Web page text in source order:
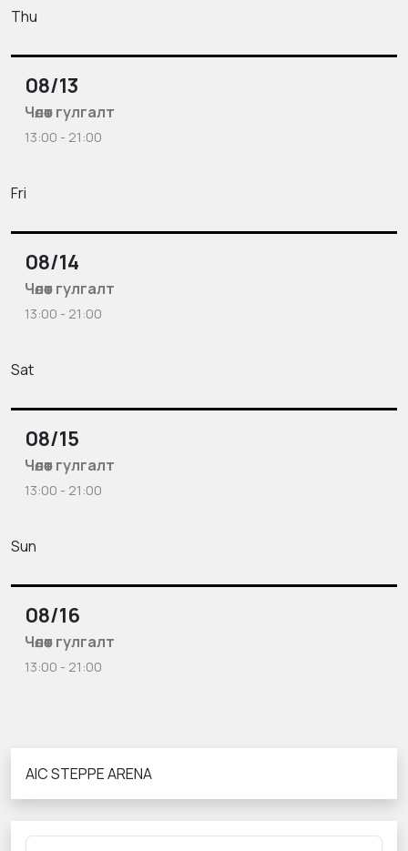
Thu
08/13
Чөлөөт гулгалт
13:00 - 21:00
Fri
08/14
Чөлөөт гулгалт
13:00 - 21:00
Sat
08/15
Чөлөөт гулгалт
13:00 - 21:00
Sun
08/16
Чөлөөт гулгалт
13:00 - 21:00
AIC STEPPE ARENA